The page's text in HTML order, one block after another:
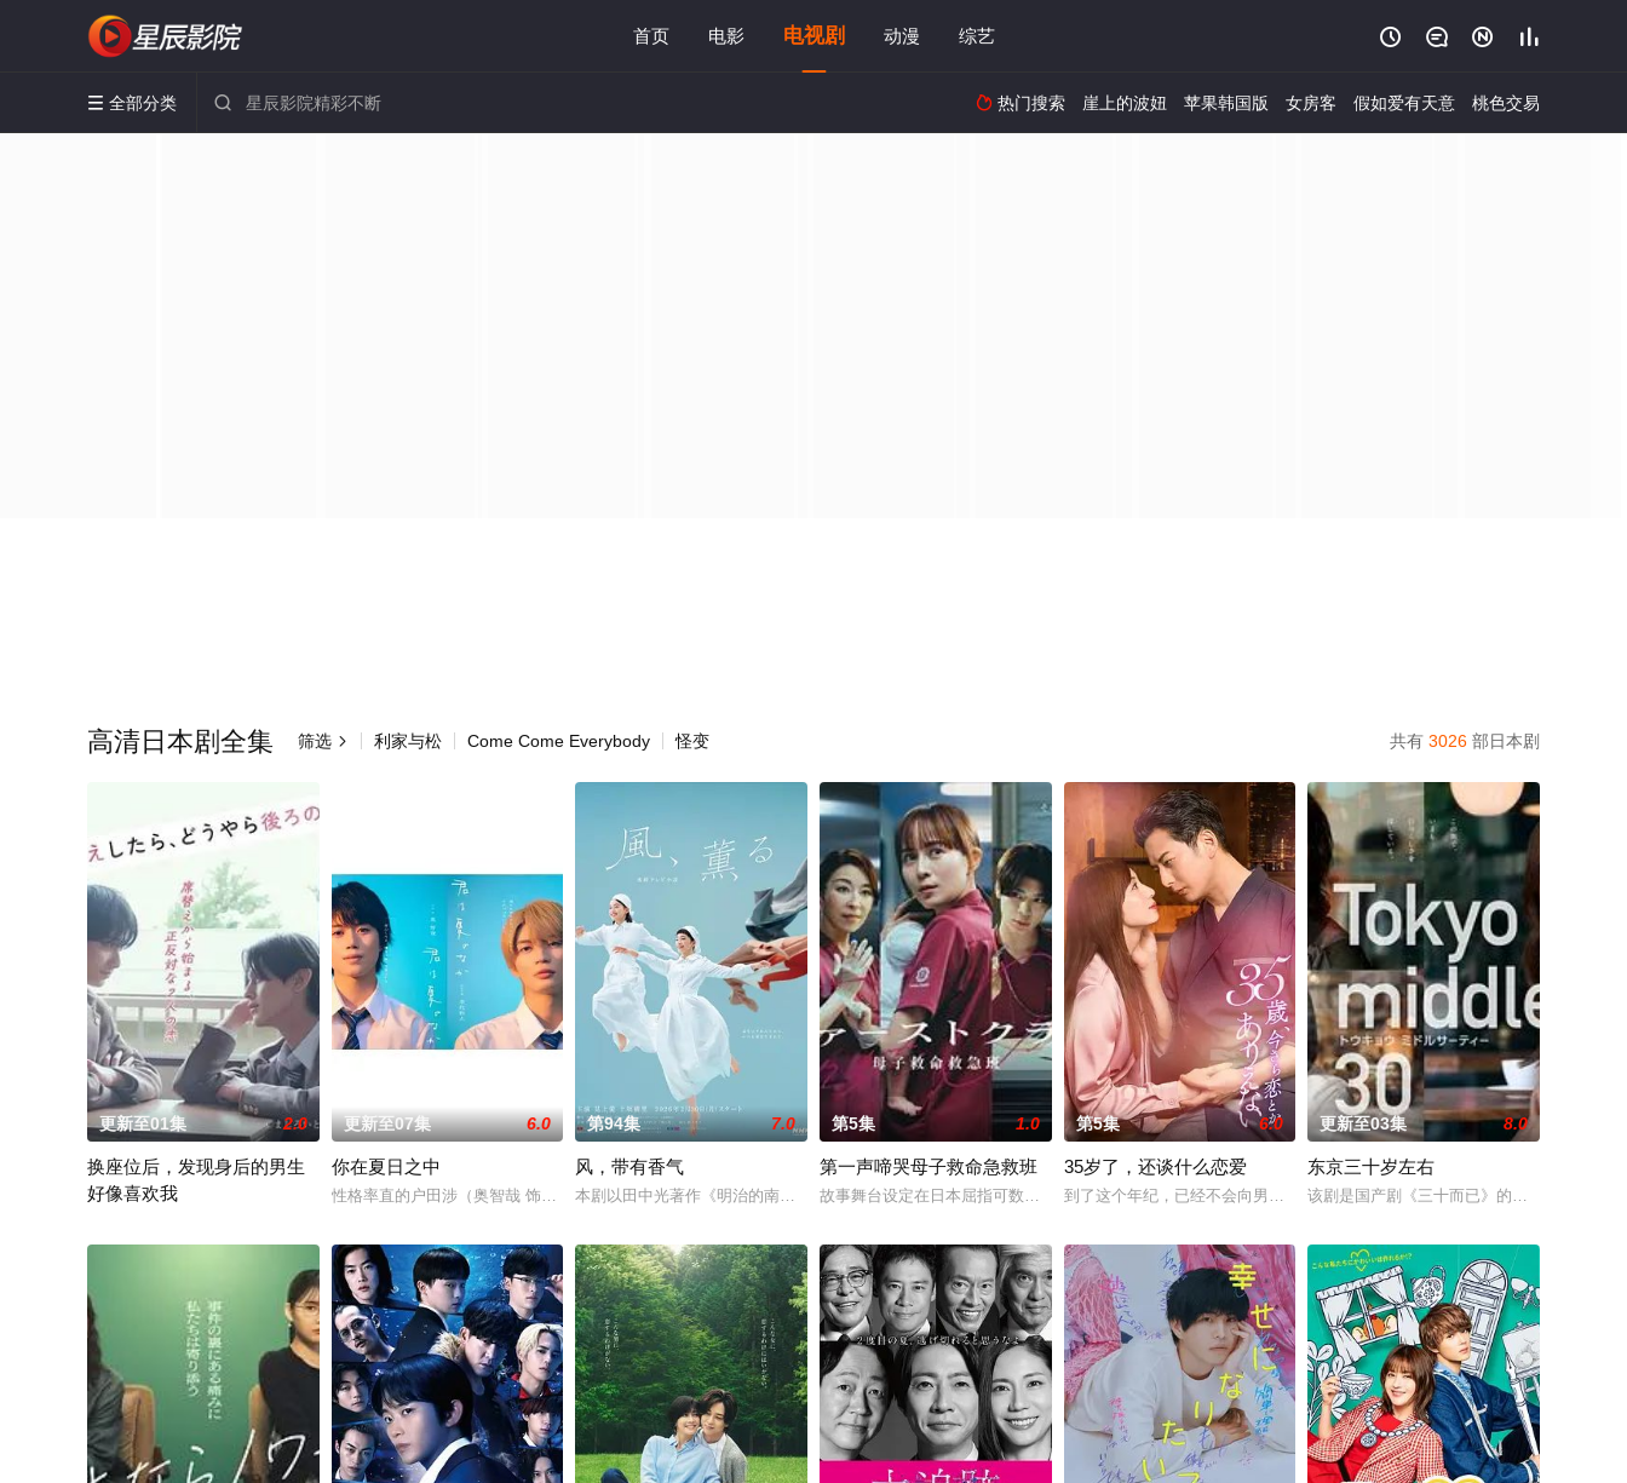
首页 电影 电视剧 动漫 综艺    
 全部分类   热门搜索 崖上的波妞 苹果韩国版 女房客 假如爱有天意 桃色交易
共有 3026 部日本剧
高清日本剧全集 筛选  利家与松 Come Come Everybody 怪变
更新至01集 2.0
换座位后，发现身后的男生
好像喜欢我
更新至07集 6.0
你在夏日之中
性格率直的户田涉（奥智哉 饰）与校园风云人物佐伯千晴（杢代和人 饰）因共同的电影爱好而结缘。在千晴告白后，两人约定利用暑假进行一场电影圣地巡
第94集 7.0
风，带有香气
本剧以田中光著作《明治的南丁格尔 大关和物语》为原案，取材自日本首位专业女护士大关和与铃木雅的真实经历，描绘了她们推动护士注册制度、设
第5集 1.0
第一声啼哭母子救命急救班
故事舞台设定在日本屈指可数的顶级豪华医院“圣菲奥娜医院”。少子化、医生短缺、地方产科接连关闭……在令和时
第5集 6.0
35岁了，还谈什么恋爱
到了这个年纪，已经不会向男人寻求什么童话了。木元茉莉子，35岁，单身，
更新至03集 8.0
东京三十岁左右
该剧是国产剧《三十而已》的日本翻拍版。